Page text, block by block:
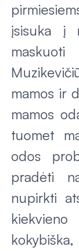
įsisuka į
mamos ir
mamos
tuomet
odos
pradėti
nupirkti